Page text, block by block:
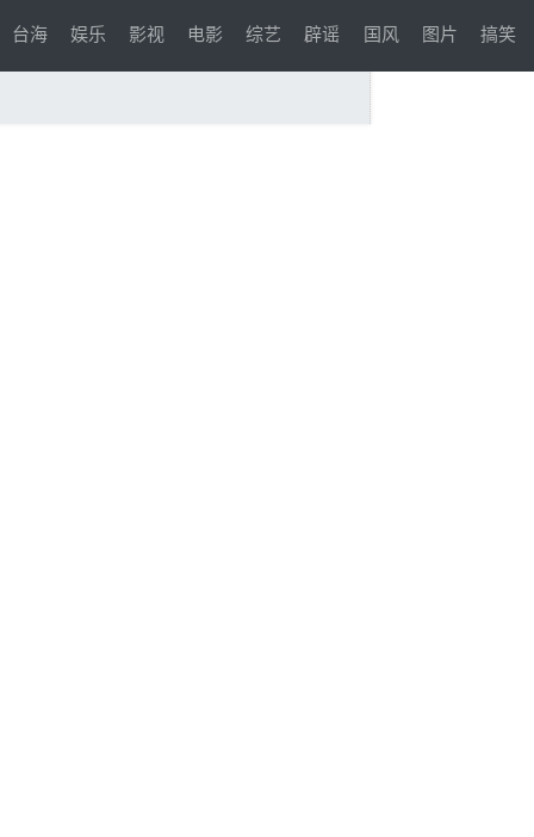
台海 娱乐 影视 电影 综艺 辟谣 国风 图片 搞笑